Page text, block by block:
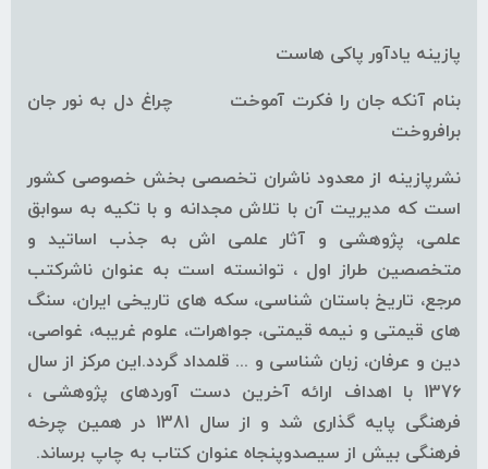
پازینه یادآور پاکی هاست
بنام آنکه جان را فکرت آموخت چراغ دل به نور جان
برافروخت
نشرپازینه از معدود ناشران تخصصی بخش خصوصی کشور
است که مدیریت آن با تلاش مجدانه و با تکیه به سوابق
علمی، پژوهشی و آثار علمی اش به جذب اساتید و
متخصصین طراز اول ، توانسته است به عنوان ناشرکتب
مرجع، تاریخ باستان شناسی، سکه های تاریخی ایران، سنگ
های قیمتی و نیمه قیمتی، جواهرات، علوم غریبه، غواصی،
دین و عرفان، زبان شناسی و ... قلمداد گردد.این مرکز از سال
1376 با اهداف ارائه آخرین دست آوردهای پژوهشی ،
فرهنگی پایه گذاری شد و از سال 1381 در همین چرخه
فرهنگی بیش از سیصدوپنجاه عنوان کتاب به چاپ برساند.